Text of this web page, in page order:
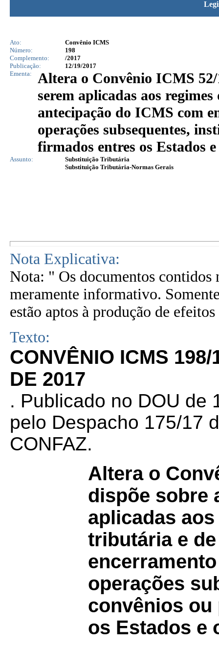
Ato:
Convênio ICMS
Número:
198
Complemento:
/2017
Publicação:
12/19/2017
Ementa:
Altera o Convênio ICMS 52/
serem aplicadas aos
antecipação do ICMS com
operações subsequentes,
firmados entres os Estados
Assunto:
Substituição Tributária
Substituição Tributária-Normas Gerais
Nota Explicativa:
Nota: " Os documentos contidos
meramente informativo.
estão aptos à produção de
Texto:
CONVÊNIO ICMS
DE 2017
. Publicado no DOU de
pelo Despacho 175/17
CONFAZ.
Altera o
dispõe sobre
aplicadas
tributária e
operações
convênios
os Estados e